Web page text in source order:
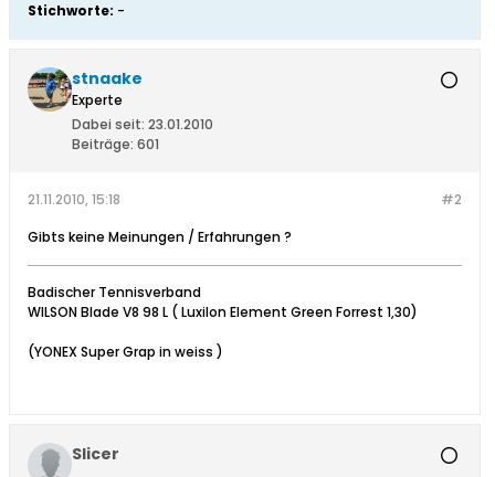
Stichworte: -
stnaake
Experte
Dabei seit: 23.01.2010
Beiträge: 601
#2
21.11.2010, 15:18
Gibts keine Meinungen / Erfahrungen ?
Badischer Tennisverband
WILSON Blade V8 98 L ( Luxilon Element Green Forrest 1,30)
(YONEX Super Grap in weiss )
Slicer